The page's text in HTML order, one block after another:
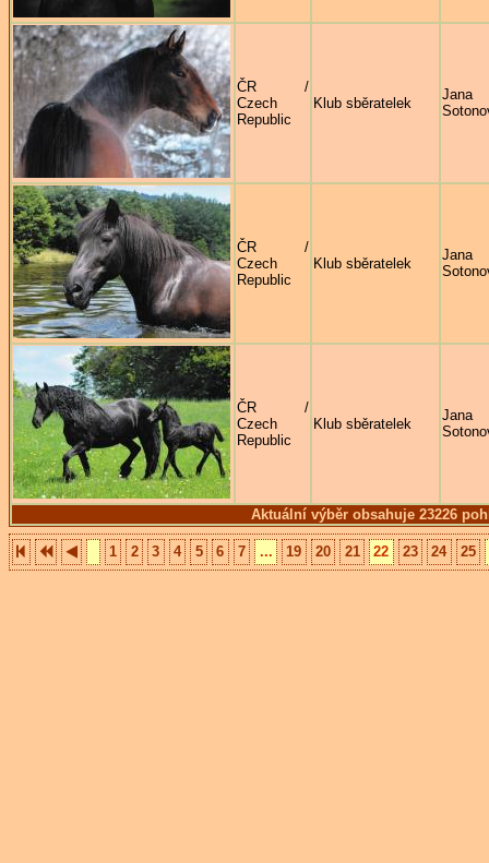
Aktuální výběr obsahuje 23226
ČR /
Czech
Republic
Klub sběratelek
Jana
ČR /
Czech
Republic
Klub sběratelek
Jana
ČR /
Czech
Republic
Klub sběratelek
Jana
1 2 3 4 5 6 7 ... 19 20 21 22 23 24 25